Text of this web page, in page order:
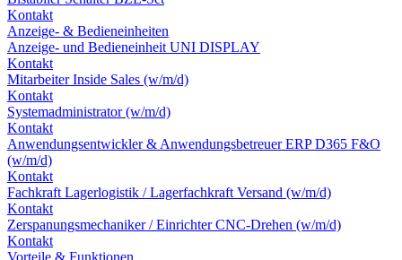
Kontakt
Anzeige- & Bedieneinheiten
Anzeige- und Bedieneinheit UNI DISPLAY
Kontakt
Mitarbeiter Inside Sales (w/m/d)
Kontakt
Systemadministrator (w/m/d)
Kontakt
Anwendungsentwickler & Anwendungsbetreuer ERP D365 F&O
(w/m/d)
Kontakt
Fachkraft Lagerlogistik / Lagerfachkraft Versand (w/m/d)
Kontakt
Zerspanungsmechaniker / Einrichter CNC-Drehen (w/m/d)
Kontakt